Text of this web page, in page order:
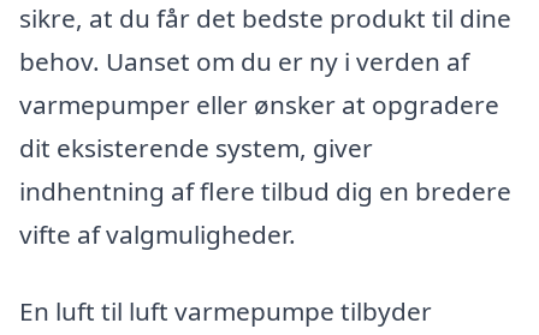
sikre, at du får det bedste produkt til dine
behov. Uanset om du er ny i verden af
varmepumper eller ønsker at opgradere
dit eksisterende system, giver
indhentning af flere tilbud dig en bredere
vifte af valgmuligheder.
En luft til luft varmepumpe tilbyder